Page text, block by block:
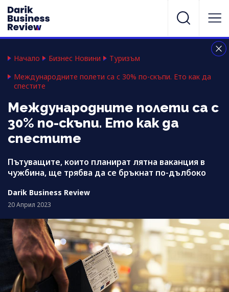
Начало Бизнес Новини
Туризъм
Международните полети са с 30% по-скъпи. Ето как да
спестите
Международните полети са с
30% по-скъпи. Ето как да
спестите
Пътуващите, които планират лятна ваканция в
чужбина, ще трябва да се бръкнат по-дълбоко
Darik Business Review
20 Април 2023